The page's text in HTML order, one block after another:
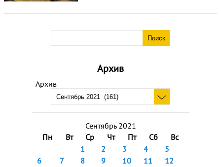
Архив
Архив
Сентябрь 2021
Пн
Вт Ср Чт Пт Сб
Вс
1
2 3 4
5
6
7 8 9 10 11
12